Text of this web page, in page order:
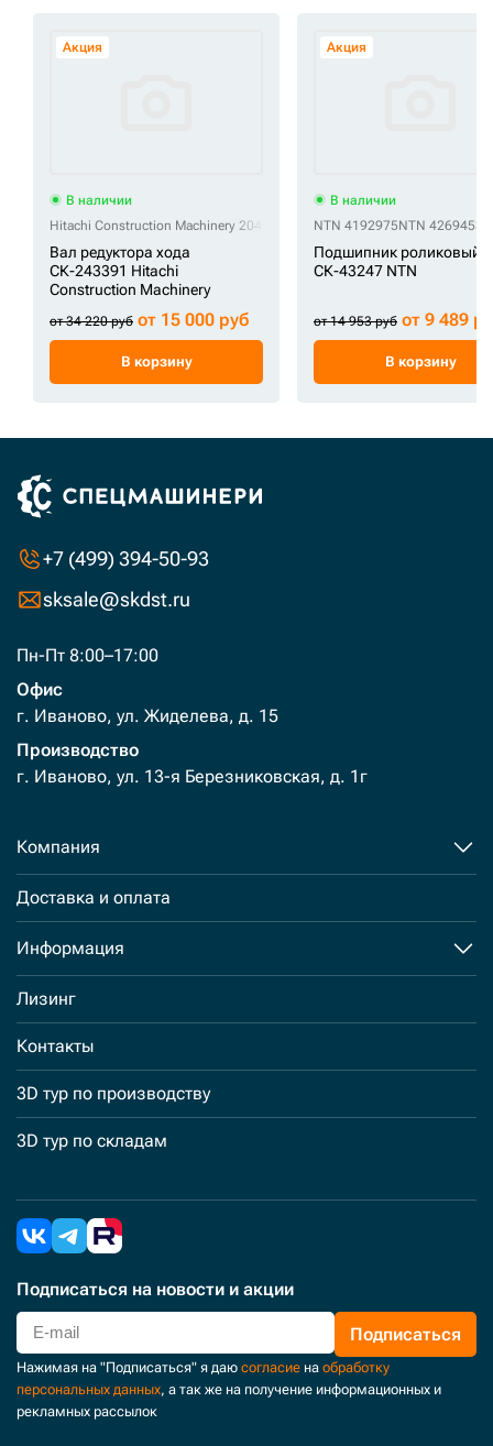
Акция
В наличии
Hitachi Construction Machinery 2047928
Вал редуктора хода
СК-243391 Hitachi
Construction Machinery
от 34 220 руб от 15 000 руб
В корзину
Акция
В наличии
NTN 4192975NTN 4269453
Подшипник роликовый
СК-43247 NTN
от 14 953 руб от 9 489
В корзину
+7 (499) 394-50-93
sksale@skdst.ru
Пн-Пт 8:00–17:00
Офис
г. Иваново, ул. Жиделева, д. 15
Производство
г. Иваново, ул. 13-я Березниковская, д. 1г
Компания
Доставка и оплата
Информация
Лизинг
Контакты
3D тур по производству
3D тур по складам
Подписаться на новости и акции
Подписаться
Нажимая на "Подписаться" я даю согласие на обработку
персональных данных, а так же на получение информационных и
рекламных рассылок